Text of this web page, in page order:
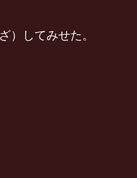
）してみせた。